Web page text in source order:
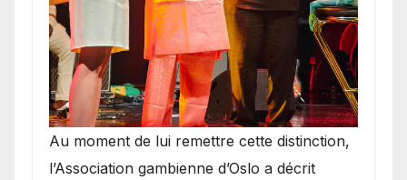
​Au moment de lui remettre cette distinction,
l’Association gambienne d’Oslo a décrit